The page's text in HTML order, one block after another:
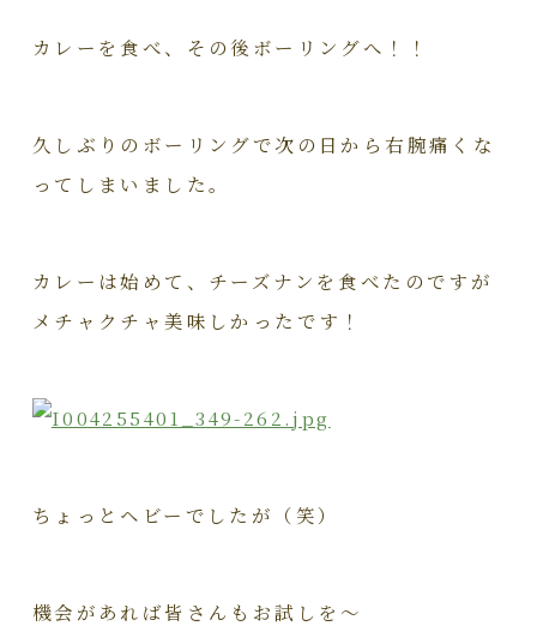
カレーを食べ、その後ボーリングへ！！
久しぶりのボーリングで次の日から右腕痛くな
ってしまいました。
カレーは始めて、チーズナンを食べたのですが
メチャクチャ美味しかったです！
ちょっとヘビーでしたが（笑）
機会があれば皆さんもお試しを～